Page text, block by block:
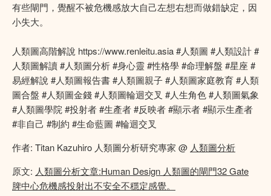
有些閘門，覺醒不被危機感放大自己左想右想而做錯缺定，因
小失大。
人類圖高階解說 https://www.renleitu.asia #人類圖 #人類設計 #
人類圖解讀 #人類圖分析 #身心靈 #性格學 #命理解盤 #星座 #
易經解說 #人類圖報告書 #人類圖親子 #人類圖家庭教育 #人類
圖合盤 #人類圖金錢 #人類圖輪迴交叉 #人生角色 #人類圖氣象
#人類圖學院 #投射者 #生產者 #反映者 #顯示者 #顯示生產者
#非自己 #制約 #生命藍圖 #輪迴交叉
作者: Titan Kazuhiro 人類圖分析研究專家 @ 人類圖分析
原文: 人類圖分析文章:Human Design 人類圖的閘門32 Gate
脾中心危機感投射出不安全不穩定感覺。